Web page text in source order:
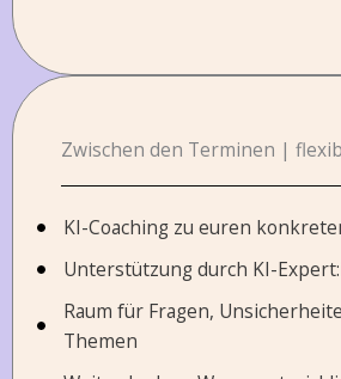
Zwischen den Terminen |
KI-Coaching zu euren
Unterstützung durch KI-
Raum für Fragen,
Themen